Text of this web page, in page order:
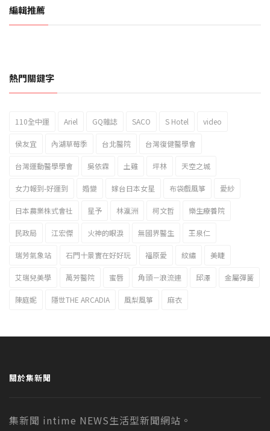
編輯推薦
2023新北市北海岸國際風箏節「風在石起」霸氣回歸
熱門關鍵字
110全中運 Ariel GQ雜誌 SACO S Hotel video
侯友宜 內湖草莓季 台北醫院 台灣復健醫學會
台灣運動醫學學會 吳依霖 土雞 坪林 天空之城
女力報到-好運到 婚變 嫁台日本女星 布袋戲風箏 愛紗
日本農業株式會社 星予 林瀛洲 柯文哲 樂生療養院
民政局 江宏傑 火神的眼淚 無國界醫生 王泉仁
瑞芳氣象站 石門十景實在好好玩 福原愛 紋繡 美睫
艾瑞兒美學 萬芳醫院 蜜唇 角頭－浪流連 邱澤 金屬彈簧
陳庭妮 隱世THE ARCADIA 風梨風箏 麻衣
關於集新聞
集新聞 intime NEWS生活型新聞網站。